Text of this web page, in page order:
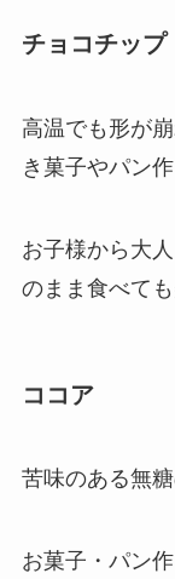
チョコチップ
高温でも形が
き菓子やパン
お子様から大
のまま食べて
ココア
苦味のある無
お菓子・パン